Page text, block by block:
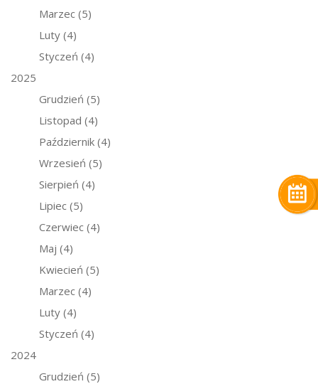
Marzec (5)
Luty (4)
Styczeń (4)
2025
Grudzień (5)
Listopad (4)
Październik (4)
Wrzesień (5)
Sierpień (4)
Lipiec (5)
Czerwiec (4)
Maj (4)
Kwiecień (5)
Marzec (4)
Luty (4)
Styczeń (4)
2024
Grudzień (5)